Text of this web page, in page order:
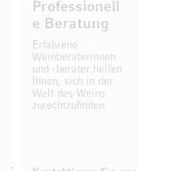
Professionell
e Beratung
Erfahrene
Weinberaterinnen
und -berater helfen
Ihnen, sich in der
Welt des Weins
zurechtzufinden.